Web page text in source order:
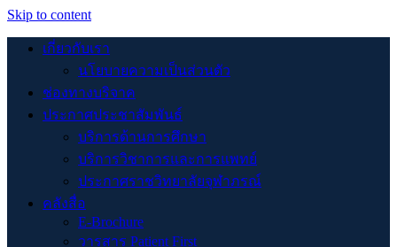
Skip to content
เกี่ยวกับเรา
นโยบายความเป็นส่วนตัว
ช่องทางบริจาค
ประกาศประชาสัมพันธ์
บริการด้านการศึกษา
บริการวิชาการและการแพทย์
ประกาศราชวิทยาลัยจุฬาภรณ์
คลังสื่อ
E-Brochure
วารสาร Patient First